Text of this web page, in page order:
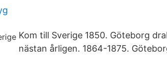
Kom till Sverige 1850. Göteborg
nästan årligen. 1864-1875.